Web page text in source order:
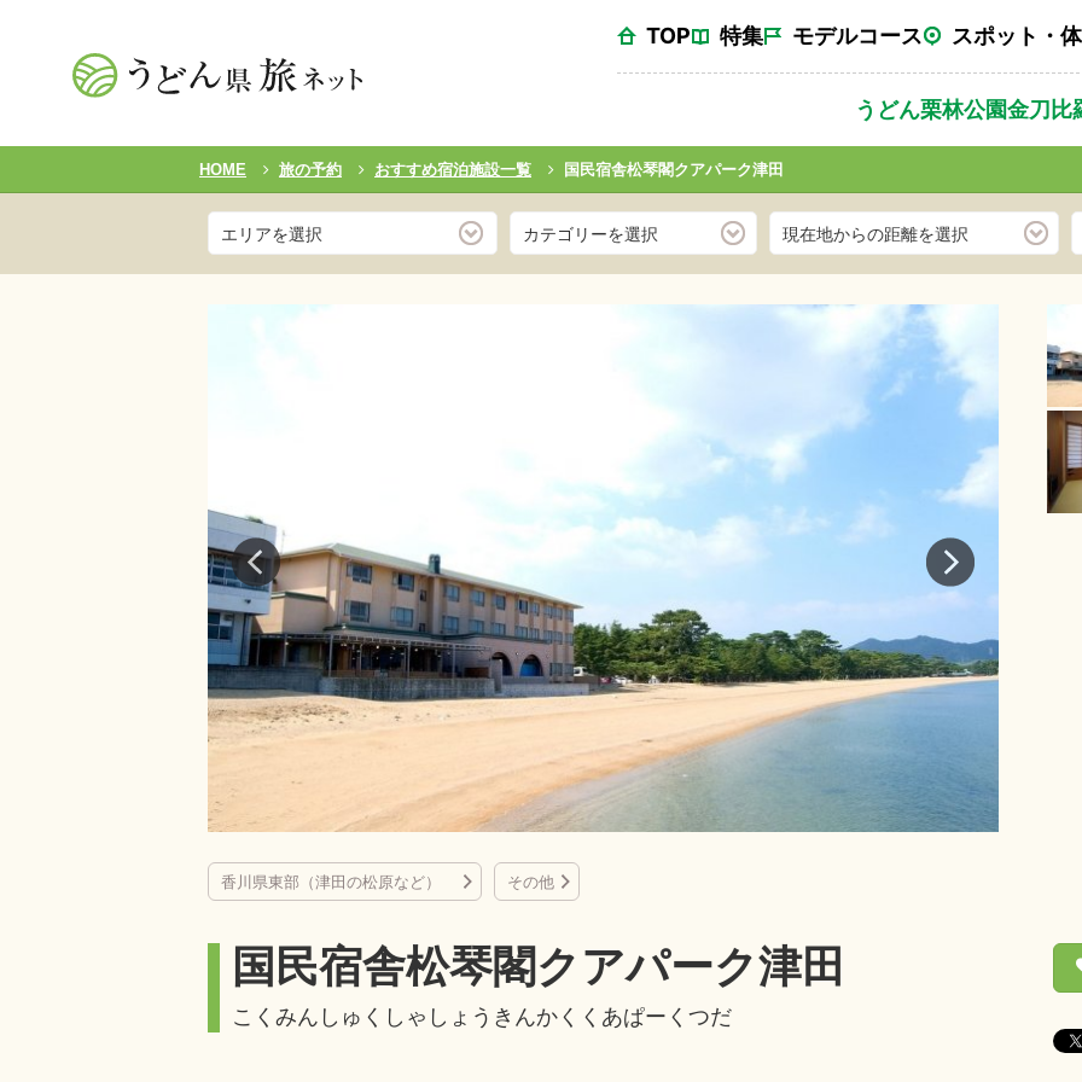
TOP 特集 モデルコース スポット・
うどん栗林公園金刀比
HOME 旅の予約 おすすめ宿泊施設一覧 国民宿舎松琴閣クアパーク津田
エリアを選択 カテゴリーを選択 現在地からの距離を選択
香川県東部（津田の松原など） その他
国民宿舎松琴閣クアパーク津田
こくみんしゅくしゃしょうきんかくくあぱーくつだ